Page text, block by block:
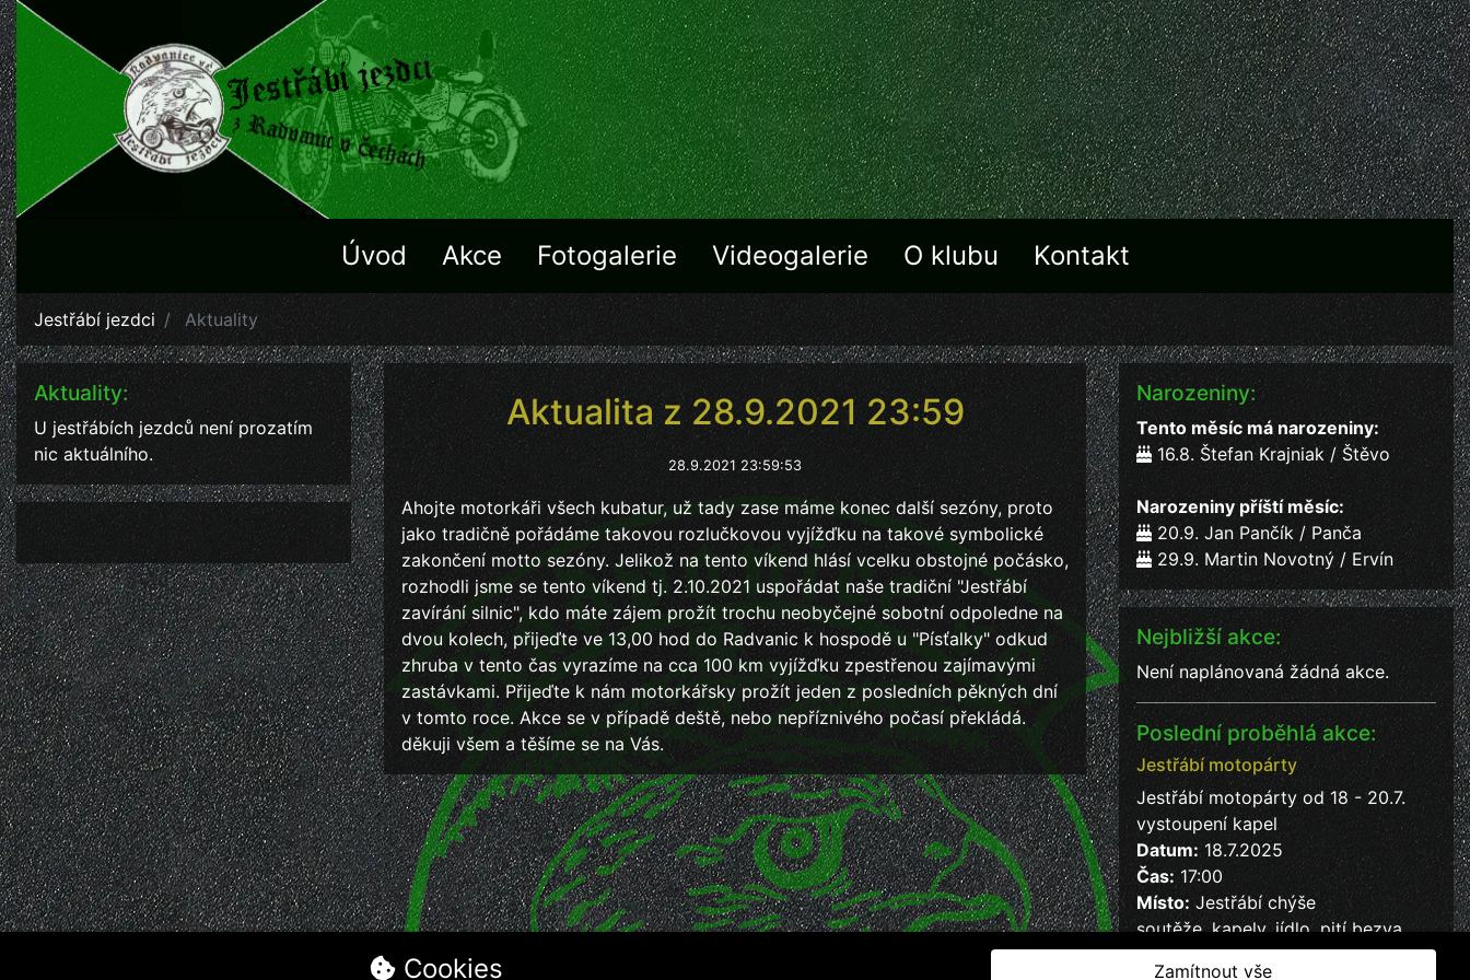
Úvod Akce Fotogalerie Videogalerie O klubu Kontakt
Jestřábí jezdci Aktuality
Aktuality:
U jestřábích jezdců není prozatím
nic aktuálního.
Aktualita z 28.9.2021 23:59
28.9.2021 23:59:53
Ahojte motorkáři všech kubatur, už tady zase máme konec další sezóny, proto
jako tradičně pořádáme takovou rozlučkovou vyjížďku na takové symbolické
zakončení motto sezóny. Jelikož na tento víkend hlásí vcelku obstojné počásko,
rozhodli jsme se tento víkend tj. 2.10.2021 uspořádat naše tradiční "Jestřábí
zavírání silnic", kdo máte zájem prožít trochu neobyčejné sobotní odpoledne na
dvou kolech, přijeďte ve 13,00 hod do Radvanic k hospodě u "Písťalky" odkud
zhruba v tento čas vyrazíme na cca 100 km vyjížďku zpestřenou zajímavými
zastávkami. Přijeďte k nám motorkářsky prožít jeden z posledních pěkných dní
v tomto roce. Akce se v případě deště, nebo nepříznivého počasí překládá.
děkuji všem a těšíme se na Vás.
Narozeniny:
Tento měsíc má narozeniny:
16.8. Štefan Krajniak / Štěvo
Narozeniny příští měsíc:
20.9. Jan Pančík / Panča
29.9. Martin Novotný / Ervín
Nejbližší akce:
Není naplánovaná žádná akce.
Poslední proběhlá akce:
Jestřábí motopárty
Jestřábí motopárty od 18 - 20.7.
vystoupení kapel
Datum:18.7.2025
Čas: 17:00
Místo: Jestřábí chýše
soutěže, kapely, jídlo, pití bezva
kalba
Cookies Zamítnout vše